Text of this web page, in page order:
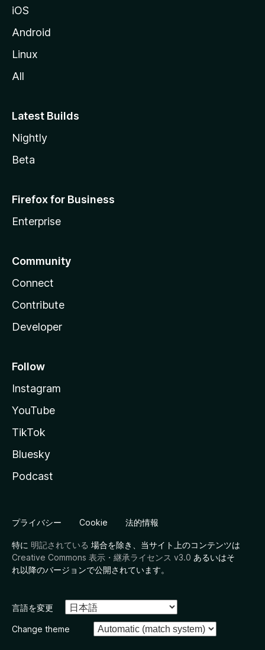
iOS
Android
Linux
All
Latest Builds
Nightly
Beta
Firefox for Business
Enterprise
Community
Connect
Contribute
Developer
Follow
Instagram
YouTube
TikTok
Bluesky
Podcast
プライバシー Cookie 法的情報
特に 明記されている 場合を除き、当サイト上のコンテンツは
Creative Commons 表示・継承ライセンス v3.0 あるいはそ
れ以降のバージョンで公開されています。
言語を変更
Change theme